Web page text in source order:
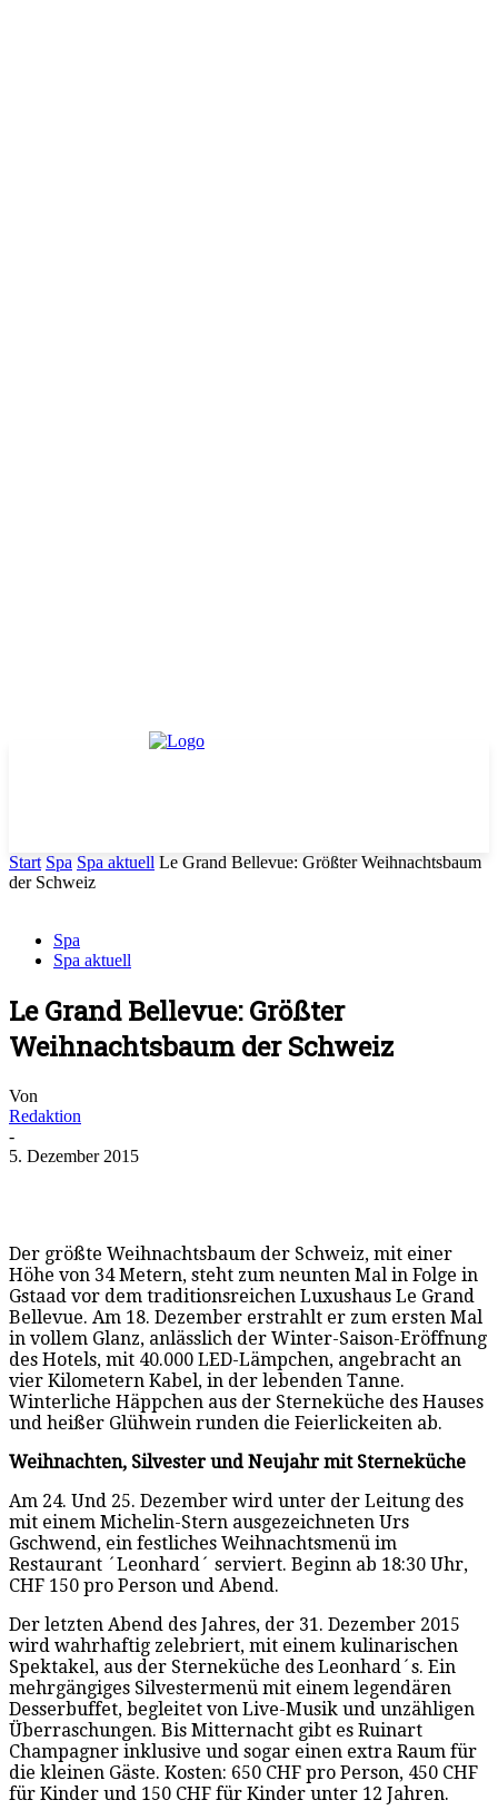
Start Spa Spa aktuell Le Grand Bellevue: Größter Weihnachtsbaum
der Schweiz
Spa
Spa aktuell
Le Grand Bellevue: Größter
Weihnachtsbaum der Schweiz
Von
Redaktion
-
5. Dezember 2015
Der größte Weihnachtsbaum der Schweiz, mit einer
Höhe von 34 Metern, steht zum neunten Mal in Folge in
Gstaad vor dem traditionsreichen Luxushaus Le Grand
Bellevue. Am 18. Dezember erstrahlt er zum ersten Mal
in vollem Glanz, anlässlich der Winter-Saison-Eröffnung
des Hotels, mit 40.000 LED-Lämpchen, angebracht an
vier Kilometern Kabel, in der lebenden Tanne.
Winterliche Häppchen aus der Sterneküche des Hauses
und heißer Glühwein runden die Feierlickeiten ab.
Weihnachten, Silvester und Neujahr mit Sterneküche
Am 24. Und 25. Dezember wird unter der Leitung des
mit einem Michelin-Stern ausgezeichneten Urs
Gschwend, ein festliches Weihnachtsmenü im
Restaurant ´Leonhard´ serviert. Beginn ab 18:30 Uhr,
CHF 150 pro Person und Abend.
Der letzten Abend des Jahres, der 31. Dezember 2015
wird wahrhaftig zelebriert, mit einem kulinarischen
Spektakel, aus der Sterneküche des Leonhard´s. Ein
mehrgängiges Silvestermenü mit einem legendären
Desserbuffet, begleitet von Live-Musik und unzähligen
Überraschungen. Bis Mitternacht gibt es Ruinart
Champagner inklusive und sogar einen extra Raum für
die kleinen Gäste. Kosten: 650 CHF pro Person, 450 CHF
für Kinder und 150 CHF für Kinder unter 12 Jahren.